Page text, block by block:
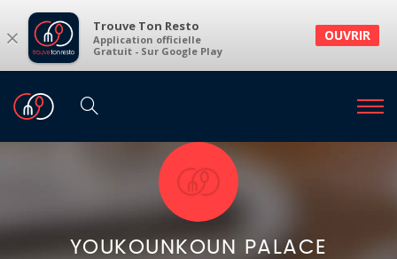
× Trouve Ton Resto
Application officielle
Gratuit - Sur Google Play
OUVRIR
YOUKOUNKOUN PALACE